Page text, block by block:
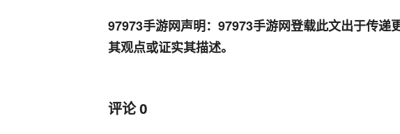
97973手游网声明：97973手游网登载此文出于传递
其观点或证实其描述。
评论0